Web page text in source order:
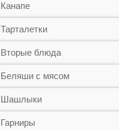
Канапе
Тарталетки
Вторые блюда
Беляши с мясом
Шашлыки
Гарниры